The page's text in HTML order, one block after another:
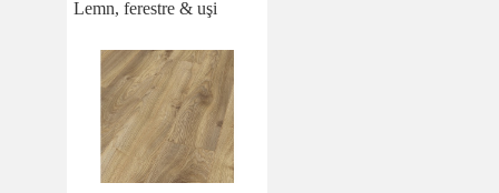
Lemn, ferestre & uşi